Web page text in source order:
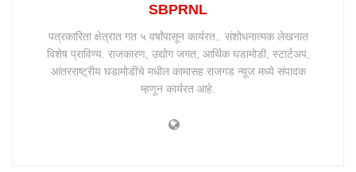
SBPRNL
पत्रकारिता क्षेत्रात गत ५ वर्षांपासून कार्यरत.. संशोधनात्मक लेखनात
विशेष प्राविण्य. राजकारण, उद्योग जगत, आर्थिक घडामोडी, स्टार्टअप,
आंतरराष्ट्रीय घडामोडींचे मधील कामासह राजगड न्यूज मध्ये संपादक
म्हणून कार्यरत आहे.